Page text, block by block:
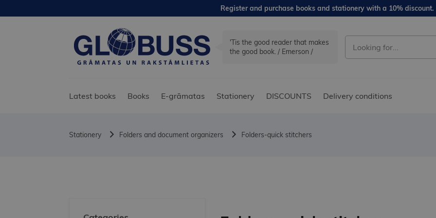
Register and purchase books and stationery with a 10% discount.
'Tis the good reader that makes
the good book. / Emerson /
Latest books Books E-grāmatas Stationery DISCOUNTS Delivery conditions
Stationery Folders and document organizers Folders-quick stitchers